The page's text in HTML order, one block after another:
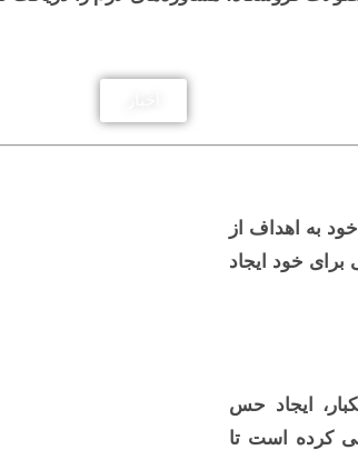
به اهداف از
برای خود ایجاد
ایجاد حس
کرده است تا